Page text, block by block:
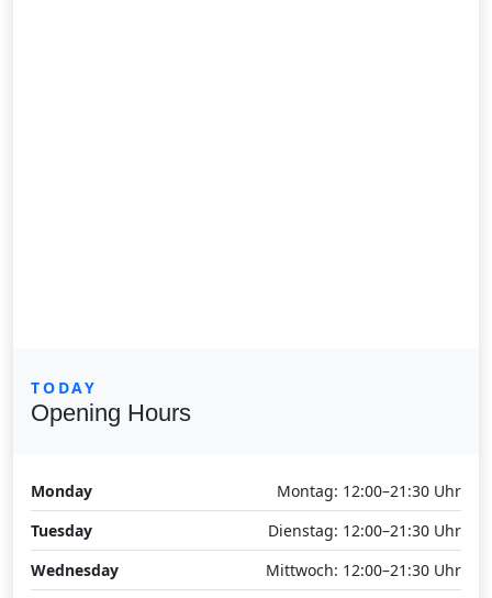
TODAY
Opening Hours
Monday
Montag: 12:00–21:30 Uhr
Tuesday
Dienstag: 12:00–21:30 Uhr
Wednesday
Mittwoch: 12:00–21:30 Uhr